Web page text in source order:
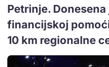
Petrinje.
financijskoj
10 km regionalne